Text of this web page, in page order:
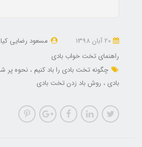
مسعود رضایی
راهنمای تخت خواب بادی
چگونه تخت بادی را باد کنیم
نحوه پر
بادی
روش باد زدن تخت بادی